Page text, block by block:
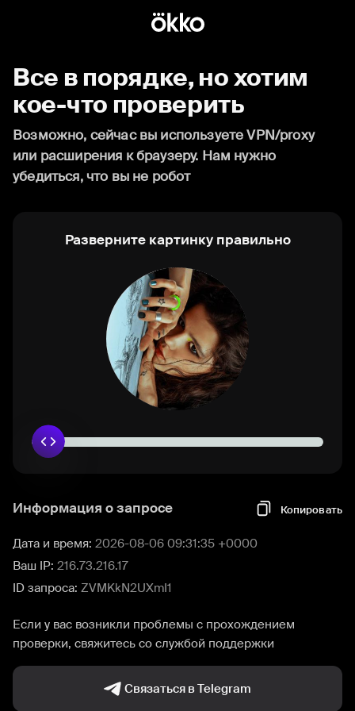
Все в порядке, но хотим
кое-что проверить
Возможно, сейчас вы используете VPN/proxy
или расширения к браузеру. Нам нужно
убедиться, что вы не робот
Разверните картинку правильно
Информация о запросе Копировать
Дата и время: 2026-08-06 09:31:35 +0000
Ваш IP: 216.73.216.17
ID запроса: ZVMKkN2UXmI1
Если у вас возникли проблемы с прохождением
проверки, свяжитесь со службой поддержки
Связаться в Telegram